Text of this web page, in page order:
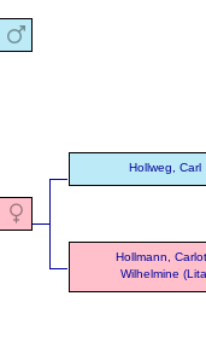
Hollweg, Carl
Hollmann,
Wilhelmine